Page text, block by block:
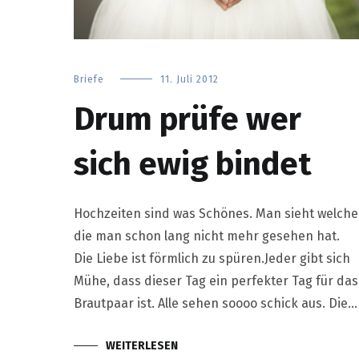
Briefe 11. Juli 2012
Drum prüfe wer
sich ewig bindet
Hochzeiten sind was Schönes. Man sieht
die man schon lang nicht mehr gesehen hat.
Die Liebe ist förmlich zu spüren.Jeder gibt sich
Mühe, dass dieser Tag ein perfekter Tag für das
Brautpaar ist. Alle sehen soooo schick aus. Die…
WEITERLESEN